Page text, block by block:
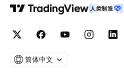
人类制造
简体中文